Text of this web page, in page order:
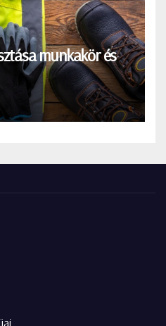
munkakör és